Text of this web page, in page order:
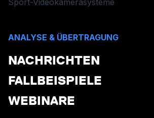
ANALYSE & ÜBERTRAGUNG
NACHRICHTEN
FALLBEISPIELE
WEBINARE